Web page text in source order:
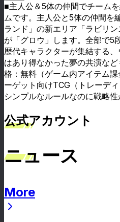
■主人公＆5体の仲間でチーム
ムです。主人公と5体の仲間を
ランド」の新エリア「ラビリ
が「グロウ」します。全部で5
歴代キャラクターが集結する
はあり得なかった夢の共演な
格：無料（ゲーム内アイテム
ーゲット向けTCG（トレーデ
シンプルなルールなのに戦略
公式アカウント
ニュース
More